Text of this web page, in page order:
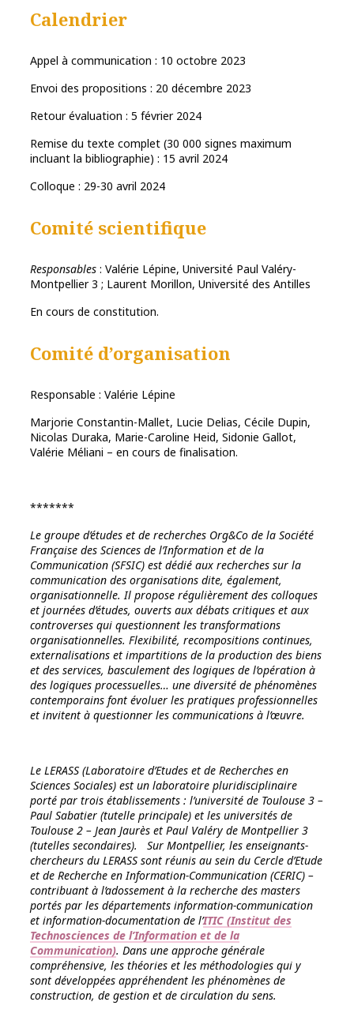
Calendrier
Appel à communication : 10 octobre 2023
Envoi des propositions : 20 décembre 2023
Retour évaluation : 5 février 2024
Remise du texte complet (30 000 signes maximum
incluant la bibliographie) : 15 avril 2024
Colloque : 29-30 avril 2024
Comité scientifique
Responsables : Valérie Lépine, Université Paul Valéry-
Montpellier 3 ; Laurent Morillon, Université des Antilles
En cours de constitution.
Comité d’organisation
Responsable : Valérie Lépine
Marjorie Constantin-Mallet, Lucie Delias, Cécile Dupin,
Nicolas Duraka, Marie-Caroline Heid, Sidonie Gallot,
Valérie Méliani – en cours de finalisation.
*******
Le groupe d’études et de recherches Org&Co de la Société
Française des Sciences de l’Information et de la
Communication (SFSIC) est dédié aux recherches sur la
communication des organisations dite, également,
organisationnelle. Il propose régulièrement des colloques
et journées d’études, ouverts aux débats critiques et aux
controverses qui questionnent les transformations
organisationnelles. Flexibilité, recompositions continues,
externalisations et impartitions de la production des biens
et des services, basculement des logiques de l’opération à
des logiques processuelles… une diversité de phénomènes
contemporains font évoluer les pratiques professionnelles
et invitent à questionner les communications à l’œuvre.
Le LERASS (Laboratoire d’Etudes et de Recherches en
Sciences Sociales) est un laboratoire pluridisciplinaire
porté par trois établissements : l’université de Toulouse 3 –
Paul Sabatier (tutelle principale) et les universités de
Toulouse 2 – Jean Jaurès et Paul Valéry de Montpellier 3
(tutelles secondaires). Sur Montpellier, les enseignants-
chercheurs du LERASS sont réunis au sein du Cercle d’Etude
et de Recherche en Information-Communication (CERIC) –
contribuant à l’adossement à la recherche des masters
portés par les départements information-communication
et information-documentation de l’ITIC (Institut des
Technosciences de l’Information et de la
Communication). Dans une approche générale
compréhensive, les théories et les méthodologies qui y
sont développées appréhendent les phénomènes de
construction, de gestion et de circulation du sens.